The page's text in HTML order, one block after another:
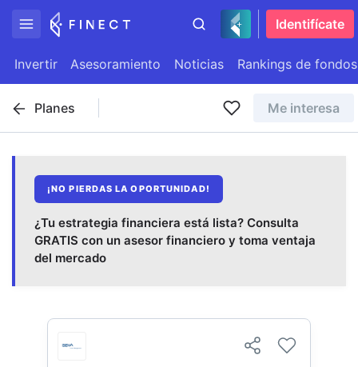
Identifícate
Invertir Asesoramiento Noticias Rankings de fondos
Planes Me interesa
¡NO PIERDAS LA OPORTUNIDAD!
¿Tu estrategia financiera está lista? Consulta
GRATIS con un asesor financiero y toma ventaja
del mercado